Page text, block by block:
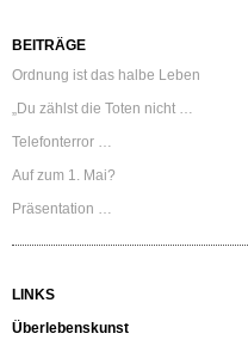
BEITRÄGE
Ordnung ist das halbe Leben
„Du zählst die Toten nicht …
Telefonterror …
Auf zum 1. Mai?
Präsentation …
LINKS
Überlebenskunst